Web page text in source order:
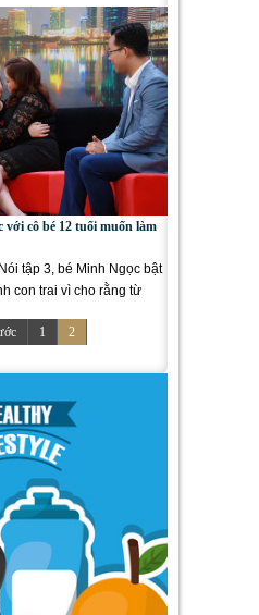
cô bé 12 tuổi muốn làm
tập 3, bé Minh Ngọc bật
con trai vì cho rằng từ
1 2